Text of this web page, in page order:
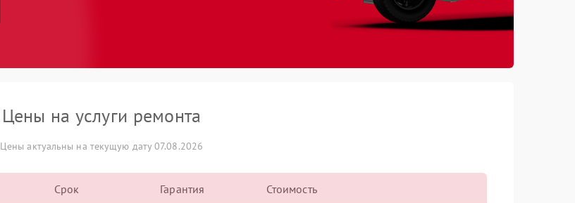
Цены на услуги ремонта
Цены актуальны на текущую дату 07.08.2026
Срок Гарантия Стоимость